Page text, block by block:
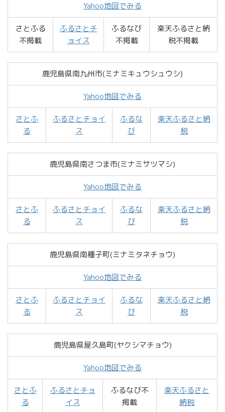
Yahoo地図でみる
さとふる
不掲載
ふるさとチ
ョイス
ふるなび
不掲載
楽天ふるさと納
税不掲載
鹿児島県南九州市(ミナミキュウシュウシ)
Yahoo地図でみる
さとふ
る
ふるさとチョイ
ス
ふるな
び
楽天ふるさと納
税
鹿児島県南さつま市(ミナミサツマシ)
Yahoo地図でみる
さとふ
る
ふるさとチョイ
ス
ふるな
び
楽天ふるさと納
税
鹿児島県南種子町(ミナミタネチョウ)
Yahoo地図でみる
さとふ
る
ふるさとチョイ
ス
ふるな
び
楽天ふるさと納
税
鹿児島県屋久島町(ヤクシマチョウ)
Yahoo地図でみる
さとふ
る
ふるさとチョ
イス
ふるなび不
掲載
楽天ふるさと
納税